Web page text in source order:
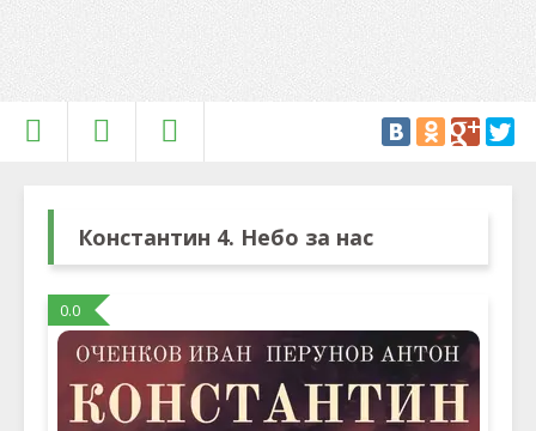
Константин 4. Небо за нас
0.0